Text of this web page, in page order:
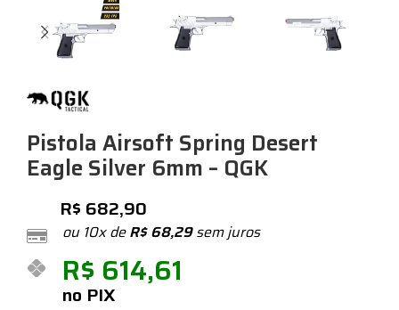
Pistola Airsoft Spring Desert
Eagle Silver 6mm – QGK
R$ 682,90
ou 10x deR$68,29sem juros
R$ 614,61
no PIX